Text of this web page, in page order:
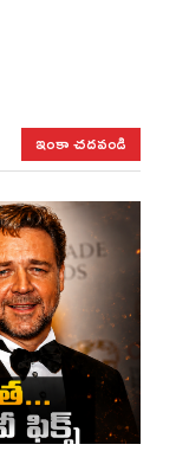
ఇంకా చదవండి